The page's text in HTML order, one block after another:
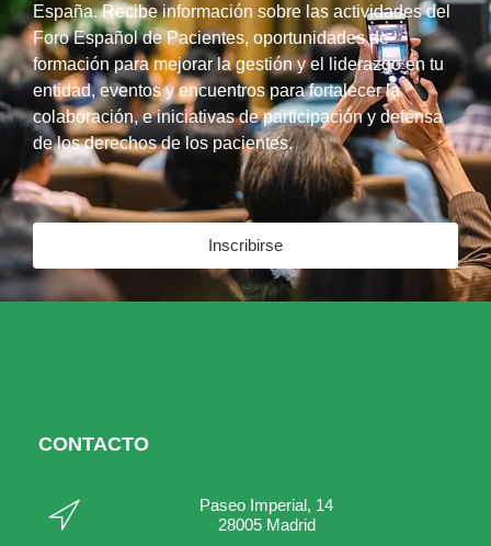
España. Recibe información sobre las actividades del
Foro Español de Pacientes, oportunidades de
formación para mejorar la gestión y el liderazgo en tu
entidad, eventos y encuentros para fortalecer la
colaboración, e iniciativas de participación y defensa
de los derechos de los pacientes.
Inscribirse
CONTACTO
Paseo Imperial, 14
28005 Madrid